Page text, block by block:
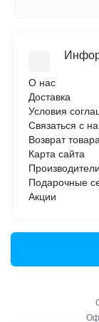
О нас
Доставка
Условия
Связаться с
Возврат товара
Карта сайта
Производители
Подарочные
Акции